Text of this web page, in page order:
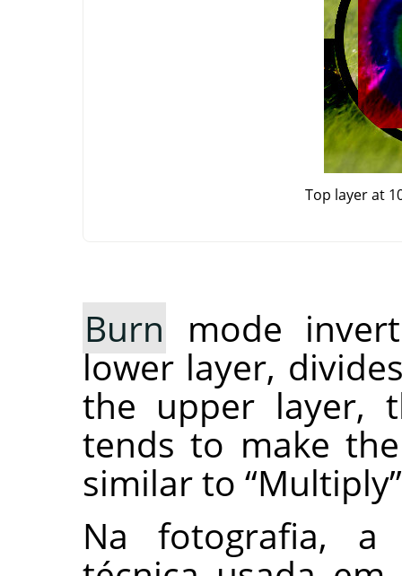
Top layer at
Burn mode
lower layer,
the upper layer,
tends to make
similar to “Multiply”
Na fotografia, a